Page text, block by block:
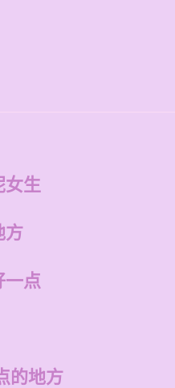
女生
方
一点
的地方